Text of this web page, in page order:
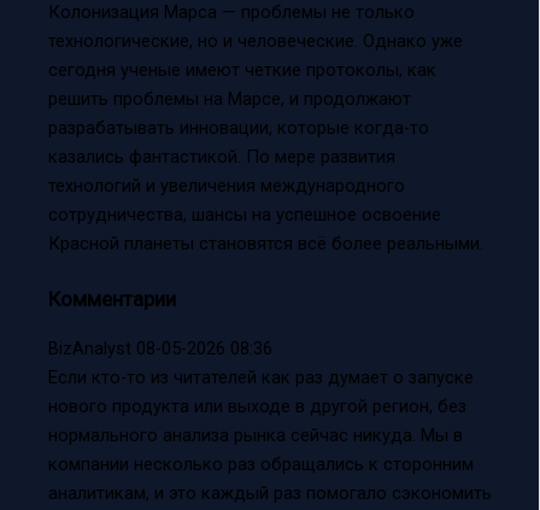
Колонизация Марса — проблемы не только
технологические, но и человеческие. Однако уже
сегодня ученые имеют четкие протоколы, как
решить проблемы на Марсе, и продолжают
разрабатывать инновации, которые когда-то
казались фантастикой. По мере развития
технологий и увеличения международного
сотрудничества, шансы на успешное освоение
Красной планеты становятся всё более реальными.
Комментарии
BizAnalyst 08-05-2026 08:36
Если кто-то из читателей как раз думает о запуске
нового продукта или выходе в другой регион, без
нормального анализа рынка сейчас никуда. Мы в
компании несколько раз обращались к сторонним
аналитикам, и это каждый раз помогало сэкономить